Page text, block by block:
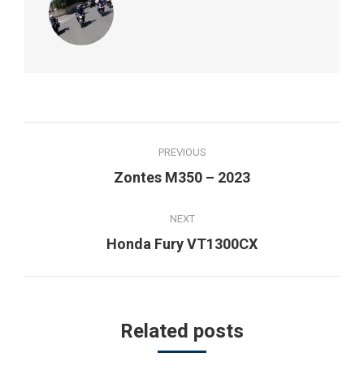
navigation
PREVIOUS
Previous
Zontes M350 – 2023
NEXT
Next
Honda Fury VT1300CX
Related posts